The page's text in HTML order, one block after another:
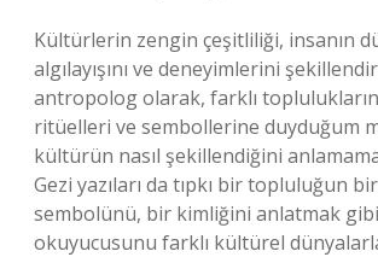
Kültürlerin zengin çeşitliliği, insanın
algılayışını ve deneyimlerini
antropolog olarak, farklı
ritüelleri ve sembollerine duyduğum
kültürün nasıl şekillendiğini
Gezi yazıları da tıpkı bir topluluğun
sembolünü, bir kimliğini anlatmak
okuyucusunu farklı kültürel